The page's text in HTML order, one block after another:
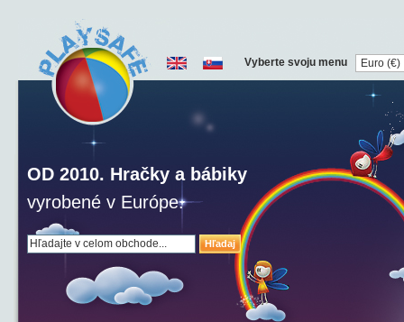
Hľadaj
OD 2010. Hračky a bábiky
vyrobené v Európe.
Vyberte svoju menu